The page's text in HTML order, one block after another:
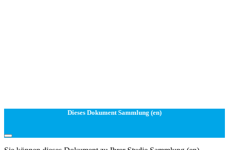
Dieses Dokument Sammlung (en)